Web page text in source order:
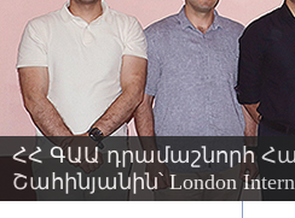
ՀՀ ԳԱԱ դրամաշնորհ
Շահինյանին՝ London